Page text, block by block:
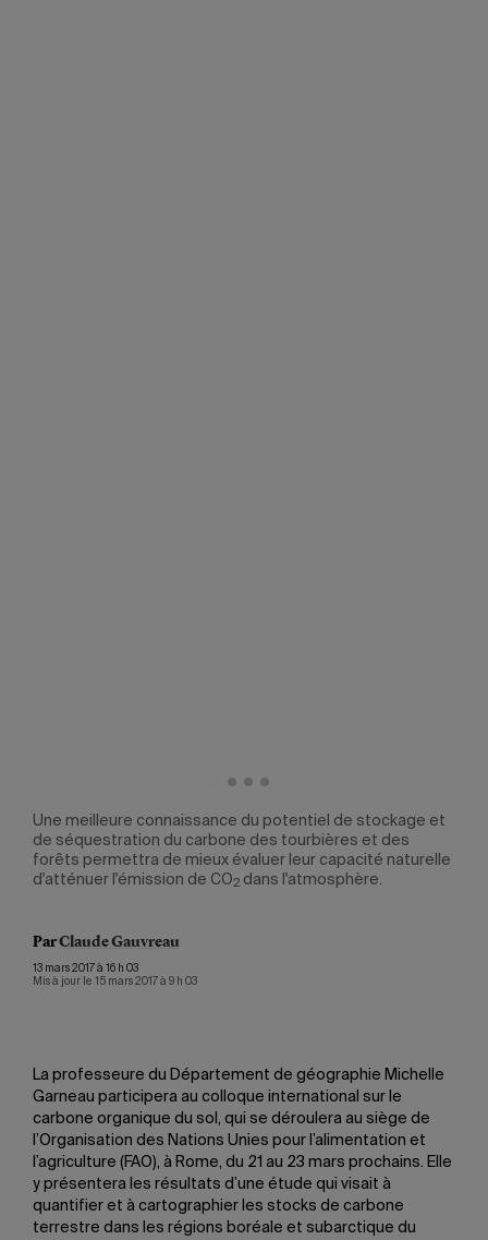
Une meilleure connaissance du potentiel de stockage et
de séquestration du carbone des tourbières et des
forêts permettra de mieux évaluer leur capacité naturelle
d'atténuer l'émission de CO2 dans l'atmosphère.
ParClaude Gauvreau
13 mars 2017 à 16 h 03
Mis à jour le 15 mars 2017 à 9 h 03
La professeure du Département de géographie Michelle
Garneau participera au colloque international sur le
carbone organique du sol, qui se déroulera au siège de
l’Organisation des Nations Unies pour l’alimentation et
l’agriculture (FAO), à Rome, du 21 au 23 mars prochains. Elle
y présentera les résultats d’une étude qui visait à
quantifier et à cartographier les stocks de carbone
terrestre dans les régions boréale et subarctique du